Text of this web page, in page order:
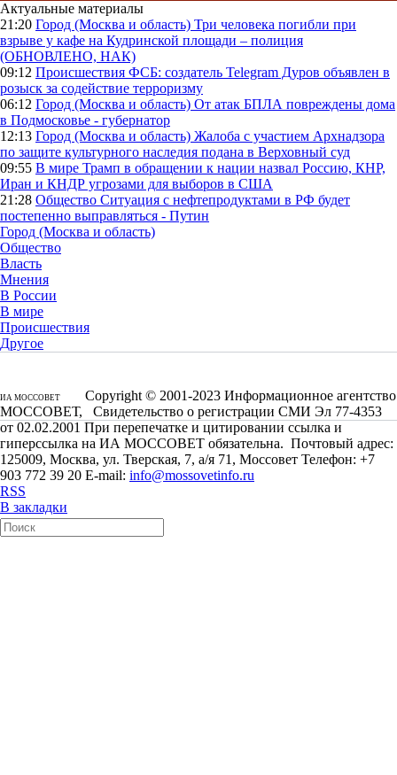
Актуальные материалы
21:20 Город (Москва и область) Три человека погибли при
взрыве у кафе на Кудринской площади – полиция
(ОБНОВЛЕНО, НАК)
09:12 Происшествия ФСБ: создатель Telegram Дуров объявлен в
розыск за содействие терроризму
06:12 Город (Москва и область) От атак БПЛА повреждены дома
в Подмосковье - губернатор
12:13 Город (Москва и область) Жалоба с участием Архнадзора
по защите культурного наследия подана в Верховный суд
09:55 В мире Трамп в обращении к нации назвал Россию, КНР,
Иран и КНДР угрозами для выборов в США
21:28 Общество Ситуация с нефтепродуктами в РФ будет
постепенно выправляться - Путин
Город (Москва и область)
Общество
Власть
Мнения
В России
В мире
Происшествия
Другое
ИА МОССОВЕТ
Copyright © 2001-2023 Информационное агентство
МОССОВЕТ, Свидетельство о регистрации СМИ Эл 77-4353
от 02.02.2001 При перепечатке и цитировании ссылка и
гиперссылка на ИА МОССОВЕТ обязательна. Почтовый адрес:
125009, Москва, ул. Тверская, 7, а/я 71, Моссовет Телефон: +7
903 772 39 20 E-mail: info@mossovetinfo.ru
RSS
В закладки